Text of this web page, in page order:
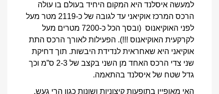
למעשה איסלנד היא המקום היחיד בעולם בו עולה
הרכס המרכז אוקיאני עד לגובה של כ-2119 מטר מעל
לפני האוקיאנוס (ובסך הכל כ-7200 מטרים מעל
לקרקעית האוקיאנוס !!!). הפעילות לאורך הרכס התת
אוקיאני היא שאחראית לנדידת היבשות. תוך דחיקת
שני צדי הרכס האחד מן השני בקצב של 2-3 ס”מ וכך
גדל שטח של איסלנד בהתאמה.
האי מאופיין בתופעות קיצוניות ושונות כגון הרי געש,